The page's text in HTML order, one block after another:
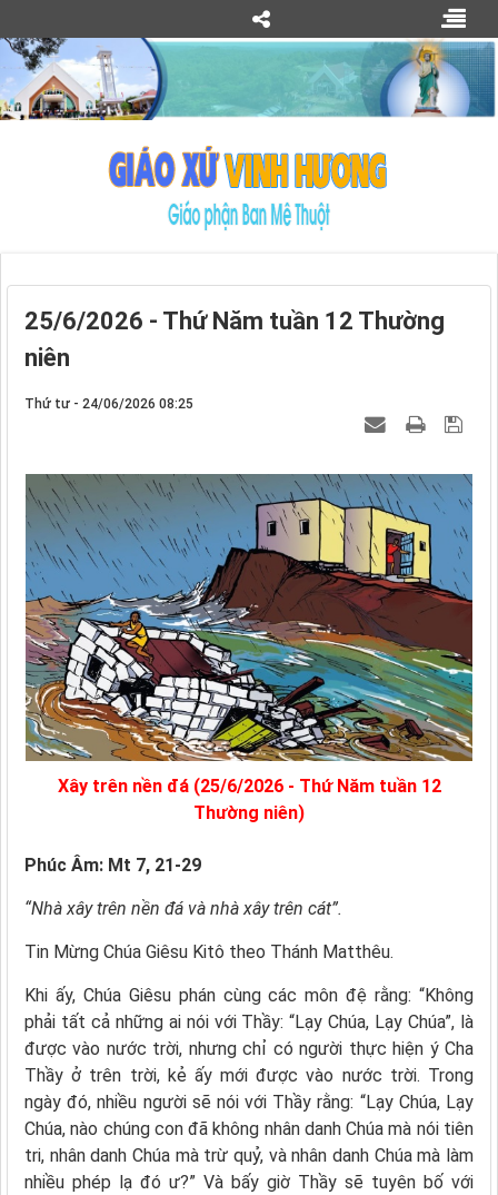
25/6/2026 - Thứ Năm tuần 12 Thường
niên
Thứ tư - 24/06/2026 08:25
Xây trên nền đá (25/6/2026 - Thứ Năm tuần 12
Thường niên)
Phúc Âm: Mt 7, 21-29
“Nhà xây trên nền đá và nhà xây trên cát”.
Tin Mừng Chúa Giêsu Kitô theo Thánh Matthêu.
Khi ấy, Chúa Giêsu phán cùng các môn đệ rằng: “Không
phải tất cả những ai nói với Thầy: “Lạy Chúa, Lạy Chúa”, là
được vào nước trời, nhưng chỉ có người thực hiện ý Cha
Thầy ở trên trời, kẻ ấy mới được vào nước trời. Trong
ngày đó, nhiều người sẽ nói với Thầy rằng: “Lạy Chúa, Lạy
Chúa, nào chúng con đã không nhân danh Chúa mà nói tiên
tri, nhân danh Chúa mà trừ quỷ, và nhân danh Chúa mà làm
nhiều phép lạ đó ư?” Và bấy giờ Thầy sẽ tuyên bố với